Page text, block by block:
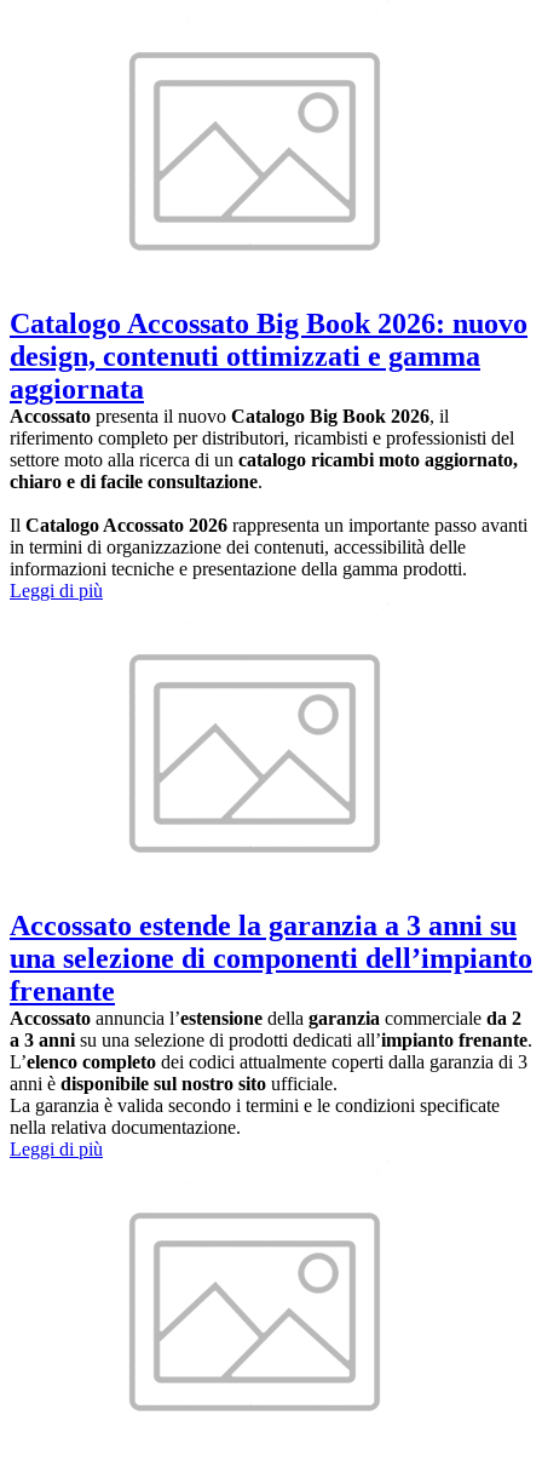
Catalogo Accossato Big Book 2026: nuovo
design, contenuti ottimizzati e gamma
aggiornata
Accossato presenta il nuovo Catalogo Big Book 2026, il
riferimento completo per distributori, ricambisti e professionisti del
settore moto alla ricerca di un catalogo ricambi moto aggiornato,
chiaro e di facile consultazione.
Il Catalogo Accossato 2026 rappresenta un importante passo avanti
in termini di organizzazione dei contenuti, accessibilità delle
informazioni tecniche e presentazione della gamma prodotti.
Leggi di più
Accossato estende la garanzia a 3 anni su
una selezione di componenti dell’impianto
frenante
Accossato annuncia l’estensione della garanzia commerciale da 2
a 3 anni su una selezione di prodotti dedicati all’impianto frenante.
L’elenco completo dei codici attualmente coperti dalla garanzia di 3
anni è disponibile sul nostro sito ufficiale.
La garanzia è valida secondo i termini e le condizioni specificate
nella relativa documentazione.
Leggi di più